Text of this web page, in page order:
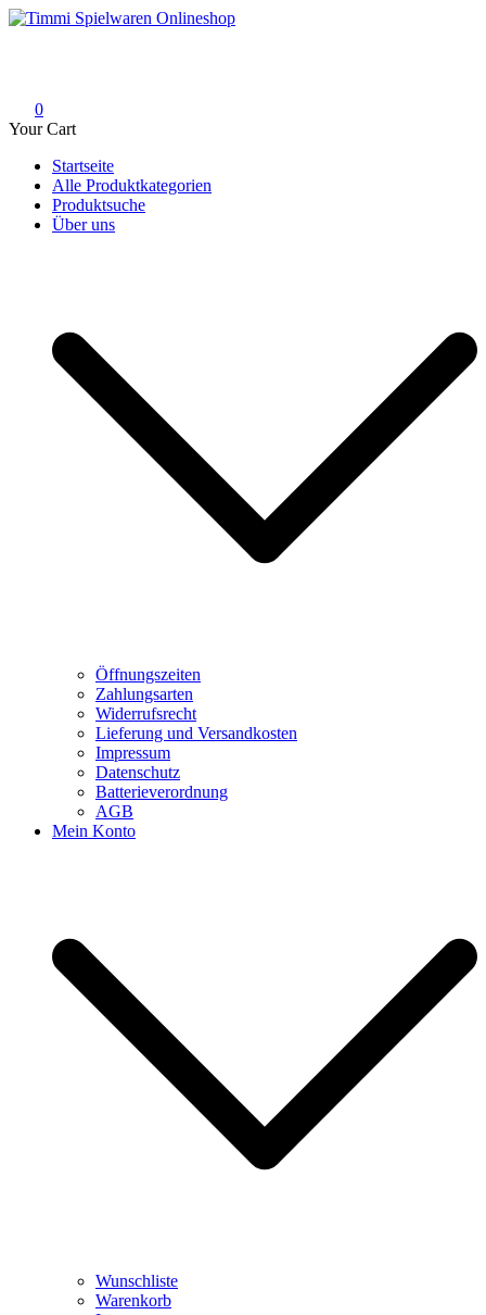
Skip
0
Your Cart
Startseite
Alle Produktkategorien
Produktsuche
Über uns
Öffnungszeiten
Zahlungsarten
Widerrufsrecht
Lieferung und Versandkosten
Impressum
Datenschutz
Batterieverordnung
AGB
Mein Konto
Wunschliste
Warenkorb